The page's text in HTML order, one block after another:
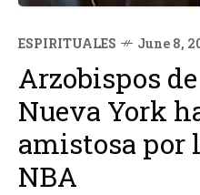
ESPIRITUALES June 8,
Arzobispos
Nueva York
amistosa por
NBA